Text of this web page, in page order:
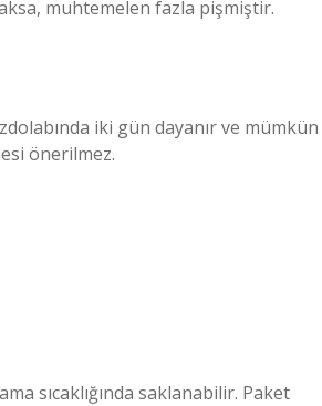
muhtemelen fazla pişmiştir.
iki gün dayanır ve mümkün
önerilmez.
sıcaklığında saklanabilir. Paket